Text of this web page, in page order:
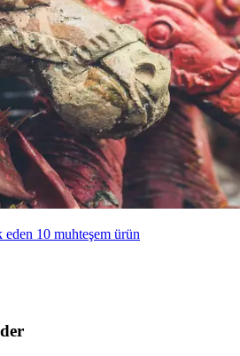
eden 10 muhteşem ürün